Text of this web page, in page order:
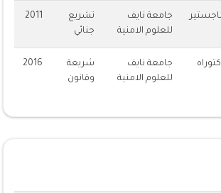
جامعة نايف
للعلوم الامنية
تشريع
جنائي
2011
جامعة نايف
للعلوم الامنية
شريعة
وقانون
2016